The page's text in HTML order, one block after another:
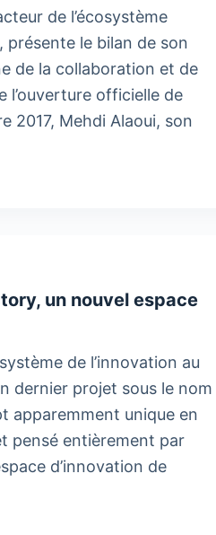
de l’écosystème
présente le bilan de son
de la collaboration et de
l’ouverture officielle de
2017, Mehdi Alaoui, son
un nouvel espace
de l’innovation au
dernier projet sous le nom
apparemment unique en
pensé entièrement par
d’innovation de